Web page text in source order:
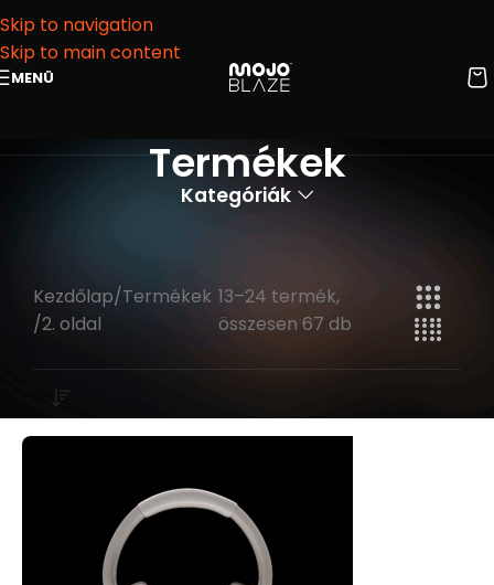
Skip to navigation
Skip to main content
MENÜ
Termékek
Kategóriák
Kezdőlap Termékek
2. oldal
13–24 termék,
összesen 67 db